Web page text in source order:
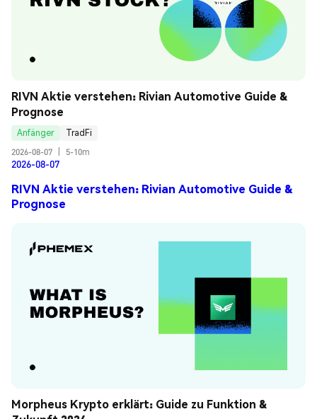
RIVN Aktie verstehen: Rivian Automotive Guide &
Prognose
Anfänger
TradFi
2026-08-07
5-10m
2026-08-07
RIVN Aktie verstehen: Rivian Automotive Guide &
Prognose
Morpheus Krypto erklärt: Guide zu Funktion &